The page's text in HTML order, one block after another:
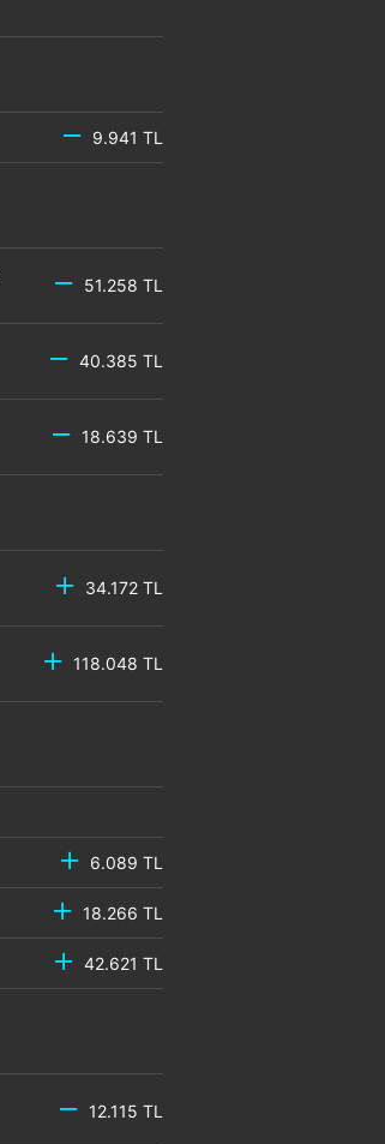
9.941 TL
51.258 TL
40.385 TL
18.639 TL
34.172 TL
118.048 TL
6.089 TL
18.266 TL
42.621 TL
12.115 TL